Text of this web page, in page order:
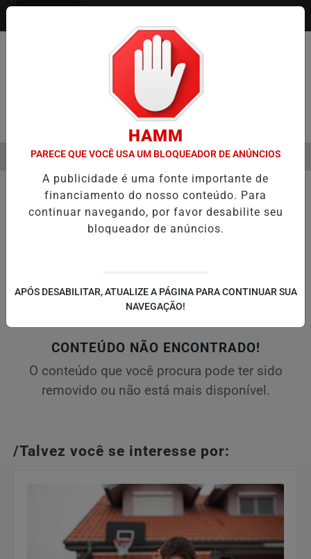
Pesquisar Notícia
É A VIRADA DO VAREJO ÓPTICO EM 2026 WELTON
EM ALTA
MENU
CONTEÚDO NÃO ENCONTRADO!
O conteúdo que você procura pode ter sido
removido ou não está mais disponível.
/Talvez você se interesse por:
HAMM
PARECE QUE VOCÊ USA UM BLOQUEADOR DE ANÚNCIOS
A publicidade é uma fonte importante de
financiamento do nosso conteúdo. Para
continuar navegando, por favor desabilite seu
bloqueador de anúncios.
APÓS DESABILITAR, ATUALIZE A PÁGINA PARA CONTINUAR SUA
NAVEGAÇÃO!